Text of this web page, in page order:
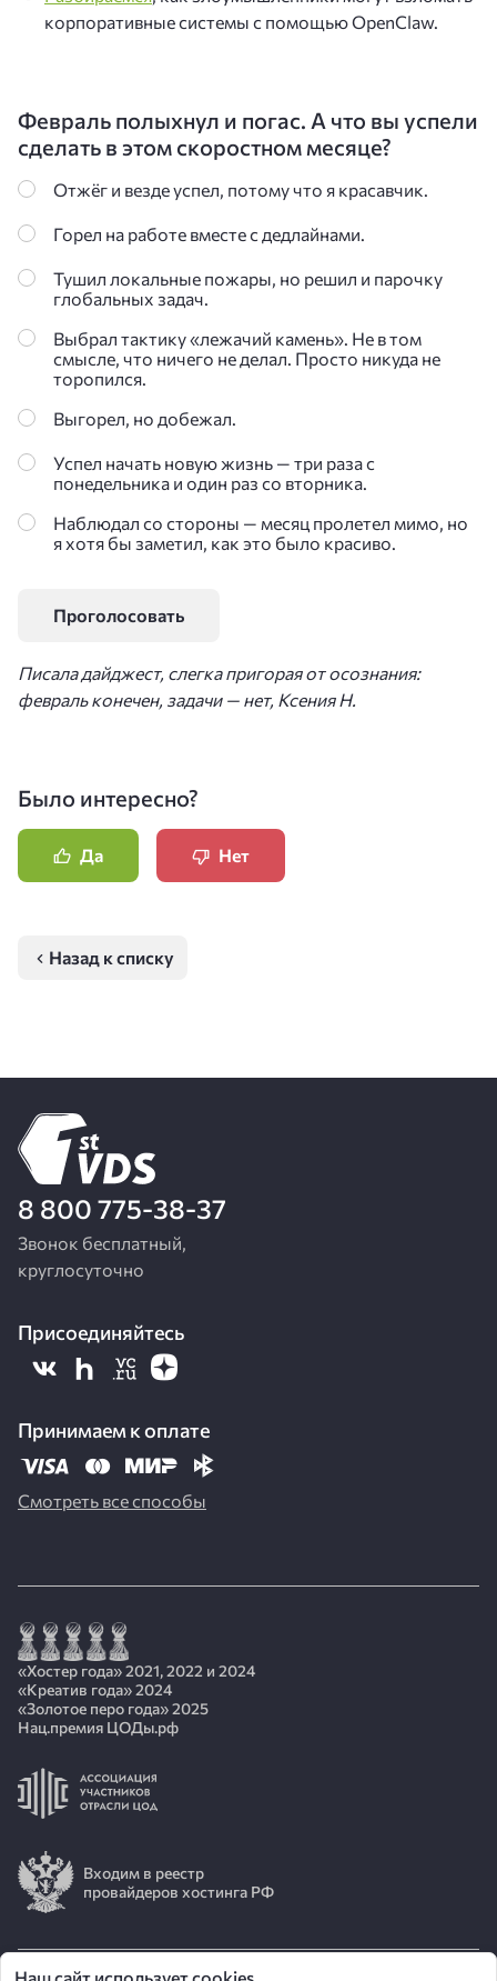
корпоративные системы с помощью OpenClaw.
Февраль полыхнул и погас. А что вы успели
сделать в этом скоростном месяце?
Отжёг и везде успел, потому что я красавчик.
Горел на работе вместе с дедлайнами.
Тушил локальные пожары, но решил и парочку
глобальных задач.
Выбрал тактику «лежачий камень». Не в том
смысле, что ничего не делал. Просто никуда не
торопился.
Выгорел, но добежал.
Успел начать новую жизнь — три раза с
понедельника и один раз со вторника.
Наблюдал со стороны — месяц пролетел мимо, но
я хотя бы заметил, как это было красиво.
Писала дайджест, слегка пригорая от осознания:
февраль конечен, задачи — нет, Ксения Н.
Было интересно?
Да Нет
Назад к списку
8 800 775-38-37
Звонок бесплатный,
круглосуточно
Присоединяйтесь
Принимаем к оплате
Смотреть все способы
«Хостер года» 2021, 2022 и 2024
«Креатив года» 2024
«Золотое перо года» 2025
Нац.премия ЦОДы.рф
Входим в реестр
провайдеров хостинга РФ